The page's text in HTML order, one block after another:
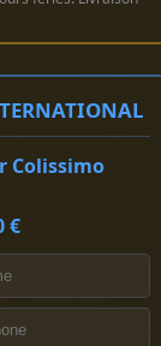
Colissimo
€